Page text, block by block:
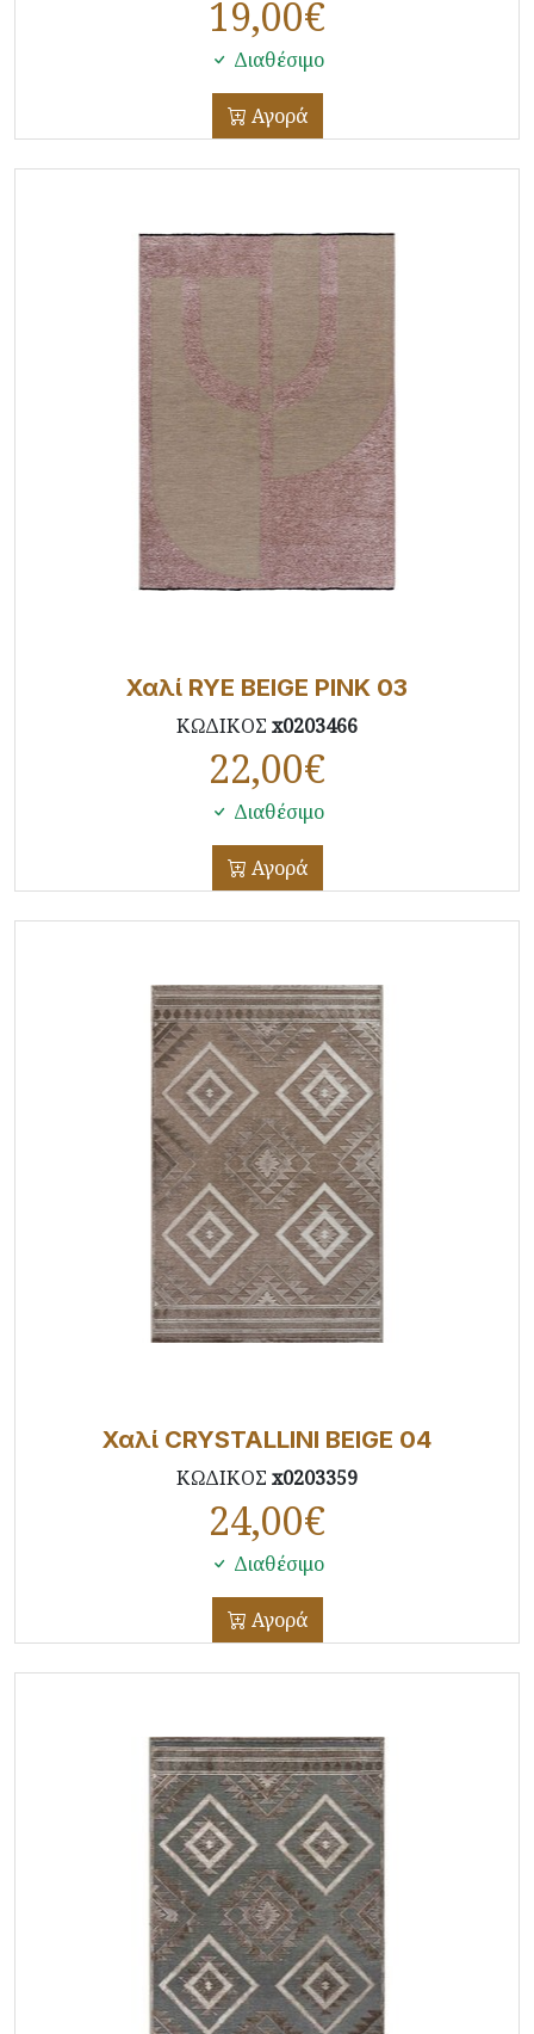
19,00€
Διαθέσιμο
Αγορά
Χαλί RYE BEIGE PINK 03
ΚΩΔΙΚΟΣ x0203466
22,00€
Διαθέσιμο
Αγορά
Χαλί CRYSTALLINI BEIGE 04
ΚΩΔΙΚΟΣ x0203359
24,00€
Διαθέσιμο
Αγορά